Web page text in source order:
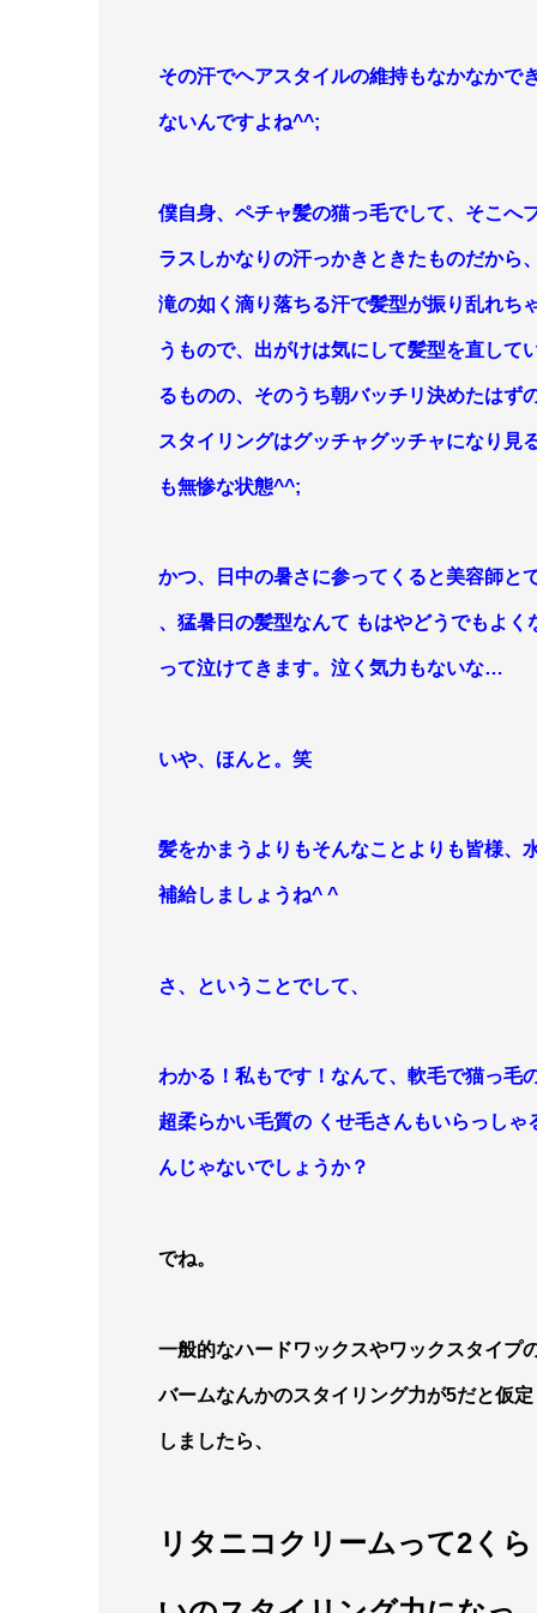
その汗でヘアスタイルの維持もなかなかで
ないんですよね^^;
僕自身、ペチャ髪の猫っ毛でして、そこへ
ラスしかなりの汗っかきときたものだから
滝の如く滴り落ちる汗で髪型が振り乱れち
うもので、出がけは気にして髪型を直して
るものの、そのうち朝バッチリ決めたはず
スタイリングはグッチャグッチャになり見
も無惨な状態^^;
かつ、日中の暑さに参ってくると美容師と
、猛暑日の髪型なんて もはやどうでもよく
って泣けてきます。泣く気力もないな…
いや、ほんと。笑
髪をかまうよりもそんなことよりも皆様、
補給しましょうね^ ^
さ、ということでして、
わかる！私もです！なんて、軟毛で猫っ毛
超柔らかい毛質の くせ毛さんもいらっしゃ
んじゃないでしょうか？
でね。
一般的なハードワックスやワックスタイプ
バームなんかのスタイリング力が5だと仮定
しましたら、
リタニコクリームって2くら